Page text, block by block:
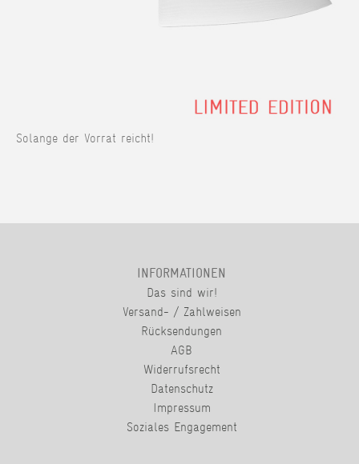
Solange der Vorrat reicht!
INFORMATIONEN
Das sind wir!
Versand- / Zahlweisen
Rücksendungen
AGB
Widerrufsrecht
Datenschutz
Impressum
Soziales Engagement